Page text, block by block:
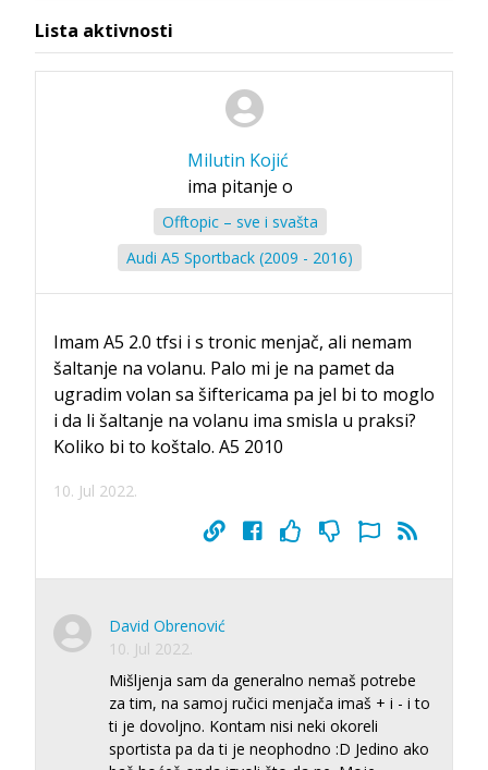
Lista aktivnosti
Milutin Kojić
ima pitanje o
Offtopic – sve i svašta
Audi A5 Sportback (2009 - 2016)
Imam A5 2.0 tfsi i s tronic menjač, ali nemam
šaltanje na volanu. Palo mi je na pamet da
ugradim volan sa šiftericama pa jel bi to moglo
i da li šaltanje na volanu ima smisla u praksi?
Koliko bi to koštalo. A5 2010
10. Jul 2022.
David Obrenović
10. Jul 2022.
Mišljenja sam da generalno nemaš potrebe
za tim, na samoj ručici menjača imaš + i - i to
ti je dovoljno. Kontam nisi neki okoreli
sportista pa da ti je neophodno :D Jedino ako